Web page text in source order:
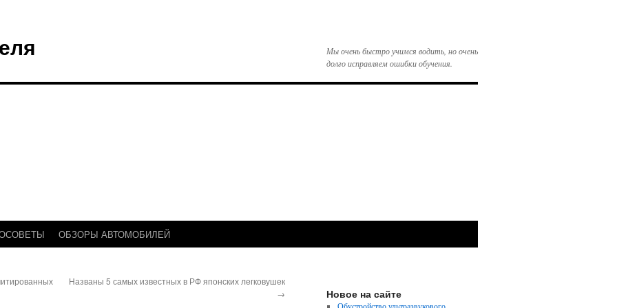
Мы очень быстро учимся водить, но очень
долго исправляем ошибки обучения.
ОБЗОРЫ АВТОМОБИЛЕЙ
Названы 5 самых известных в РФ японских легковушек
→
Новое на сайте